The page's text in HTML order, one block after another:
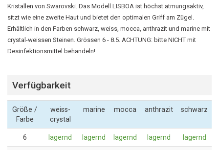
Kristallen von Swarovski. Das Modell LISBOA ist höchst atmungsaktiv,
sitzt wie eine zweite Haut und bietet den optimalen Griff am Zügel.
Erhältlich in den Farben schwarz, weiss, mocca, anthrazit und marine mit
crystal-weissen Steinen. Grössen 6 - 8.5. ACHTUNG: bitte NICHT mit
Desinfektionsmittel behandeln!
Verfügbarkeit
Größe /
Farbe
weiss-
crystal
marine mocca anthrazit schwarz
6 lagernd lagernd lagernd lagernd lagernd